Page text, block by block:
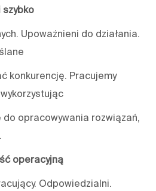
szybko
Upoważnieni do działania.
konkurencję. Pracujemy
opracowywania rozwiązań,
operacyjną
Odpowiedzialni.